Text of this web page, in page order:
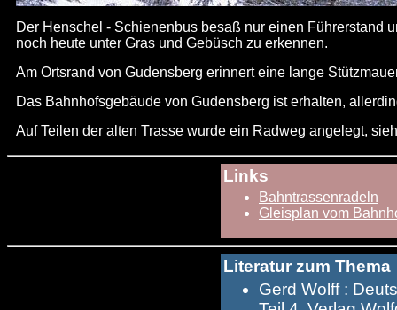
Der Henschel - Schienenbus besaß nur einen Führerstand
noch heute unter Gras und Gebüsch zu erkennen.
Am Ortsrand von Gudensberg erinnert eine lange
Das Bahnhofsgebäude von Gudensberg ist erhalten,
Auf Teilen der alten Trasse wurde ein Radweg angelegt,
Links
Bahntrassenradeln
Gleisplan vom
Literatur zum Thema
Gerd Wolff :